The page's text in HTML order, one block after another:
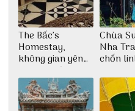
The Bấc’s
Homestay,
không gian yên
bình tại Hòn Sơn
Chùa
Nha
chốn
thiền